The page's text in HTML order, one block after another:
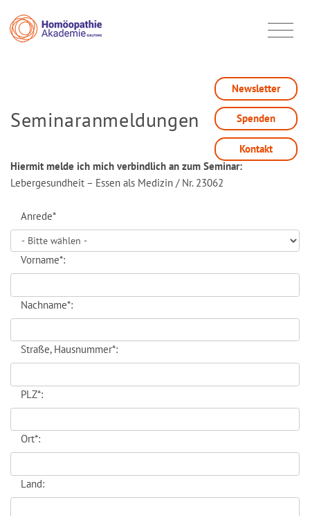
Newsletter
Spenden
Kontakt
Seminaranmeldungen
Hiermit melde ich mich verbindlich an zum Seminar:
Lebergesundheit – Essen als Medizin / Nr. 23062
Anrede*
Vorname*:
Nachname*:
Straße, Hausnummer*:
PLZ*:
Ort*:
Land: